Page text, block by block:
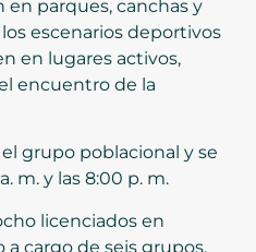
en parques, canchas y
escenarios deportivos
en lugares activos,
encuentro de la
grupo poblacional y se
m. y las 8:00 p. m.
licenciados en
a cargo de seis grupos,